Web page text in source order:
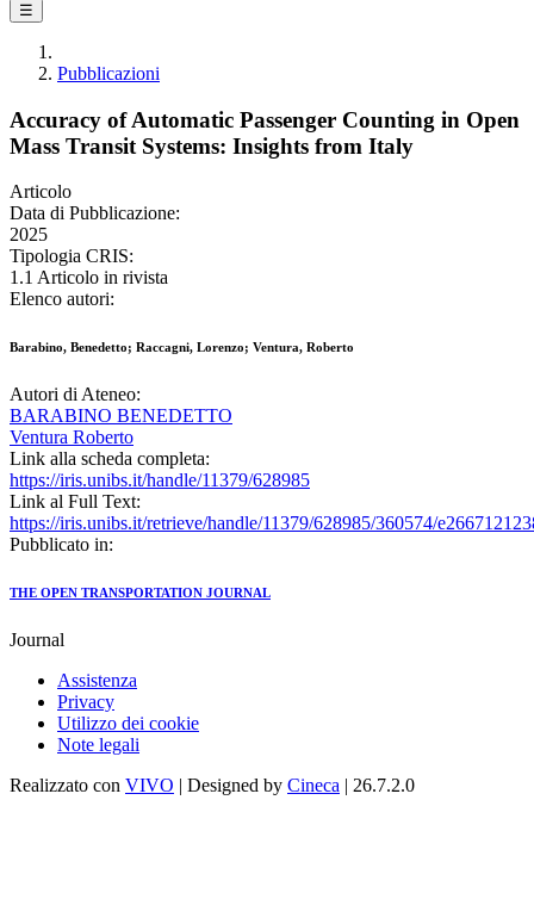
☰
Pubblicazioni
Accuracy of Automatic Passenger Counting in Open
Mass Transit Systems: Insights from Italy
Articolo
Data di Pubblicazione:
2025
Tipologia CRIS:
1.1 Articolo in rivista
Elenco autori:
Barabino, Benedetto; Raccagni, Lorenzo; Ventura, Roberto
Autori di Ateneo:
BARABINO BENEDETTO
Ventura Roberto
Link alla scheda completa:
https://iris.unibs.it/handle/11379/628985
Link al Full Text:
https://iris.unibs.it/retrieve/handle/11379/628985/360574/
Pubblicato in:
THE OPEN TRANSPORTATION JOURNAL
Journal
Assistenza
Privacy
Utilizzo dei cookie
Note legali
Realizzato con VIVO | Designed by Cineca | 26.7.2.0